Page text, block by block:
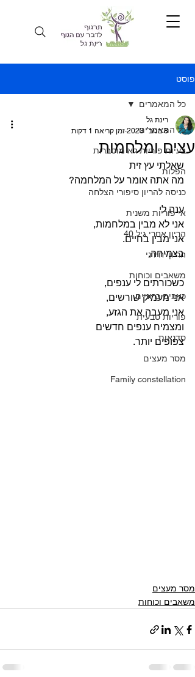
פוסט
כל המאמרים
בעיות פוריות לא מוסברות
הפלות
כניסה להריון סיפורי הצלחה
אי פוריות משנית
הריון אחרי גיל 40
הריון יחידני
משאבים וכוחות
כאבים כרוניים
פוריות טבעית
סדנאות
מסר מעצים
Family constellation
כל המאמרים
עצים ומלחמות
רינת גל
8 בנוב׳ 2023
זמן קריאה 1 דקות
שאלתי עץ זית
מה אתה אומר על המלחמה?
ענה לי
אני לא מבין במלחמות,
אני מבין בחיים.
בצמיחה.
כשכורתים לי ענפים,
אני מעמיק שורשים,
אני מעבה את הגזע,
ומצמיח ענפים חדשים
צפופים יותר.
מסר מעצים
משאבים וכוחות